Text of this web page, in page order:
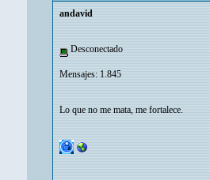
andavid
Desconectado
Mensajes: 1.845
Lo que no me mata, me fortalece.